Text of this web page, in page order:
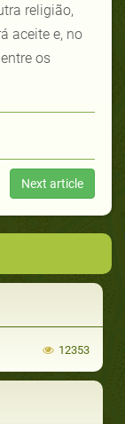
religião,
aceite e, no
os
Next article
12353